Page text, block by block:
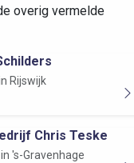
overig vermelde
Rijswijk
Chris Teske
's-Gravenhage